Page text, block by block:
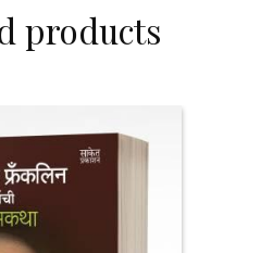
products